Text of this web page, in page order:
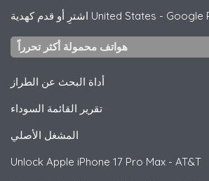
اشترِ أو قدم كهدية United States - Google
هواتف محمولة أكثر تحرراً
أداة البحث عن الطراز
تقرير القائمة السوداء
المشغل الأصلي
Unlock Apple iPhone 17 Pro Max - AT&T